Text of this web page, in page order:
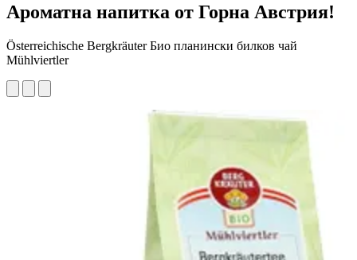
Ароматна напитка от Горна Австрия!
Österreichische Bergkräuter Био планински билков чай
Mühlviertler